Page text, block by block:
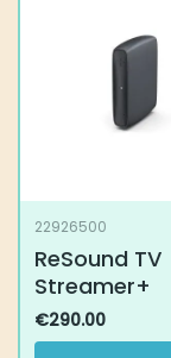
22926500
ReSound TV
Streamer+
€290.00